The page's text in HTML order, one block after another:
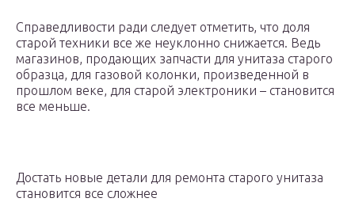
Справедливости ради следует отметить, что доля
старой техники все же неуклонно снижается. Ведь
магазинов, продающих запчасти для унитаза старого
образца, для газовой колонки, произведенной в
прошлом веке, для старой электроники – становится
все меньше.
Достать новые детали для ремонта старого унитаза
становится все сложнее